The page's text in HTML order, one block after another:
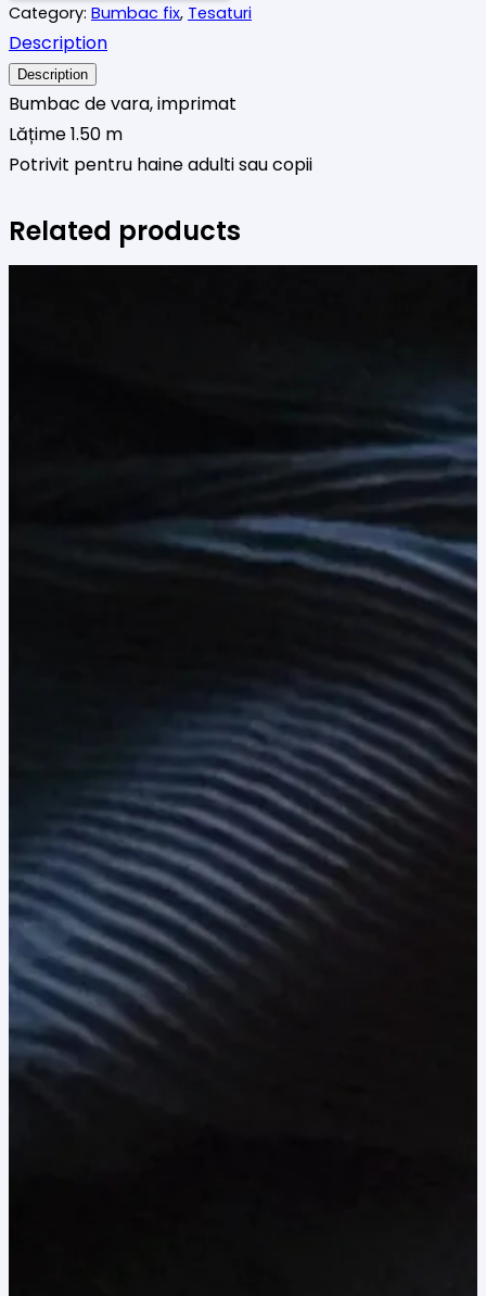
5
Category: Bumbac fix, Tesaturi
Description
Description
Bumbac de vara, imprimat
Lățime 1.50 m
Potrivit pentru haine adulti sau copii
Related products